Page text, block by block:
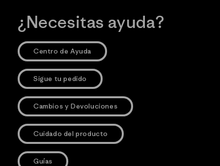
¿Necesitas ayuda?
Centro de Ayuda
Sigue tu pedido
Cambios y Devoluciones
Cuidado del producto
Guías